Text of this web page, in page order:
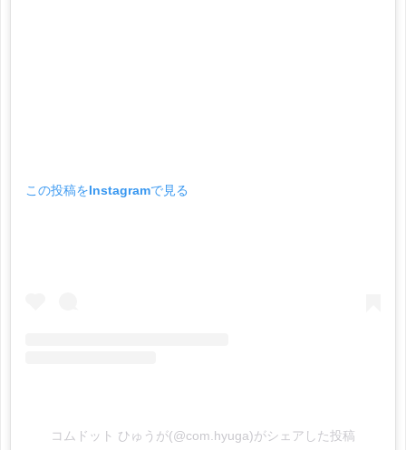
この投稿をInstagramで見る
コムドット ひゅうが(@com.hyuga)がシェアした投稿